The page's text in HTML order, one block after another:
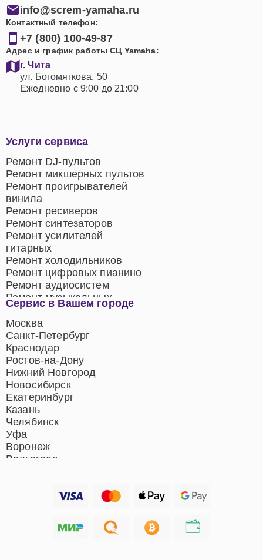
info@screm-yamaha.ru
Контактный телефон:
+7 (800) 100-49-87
Адрес и график работы СЦ Yamaha:
г. Чита
ул. Богомягкова, 50
Ежедневно с 9:00 до 21:00
Сервис в Вашем городе
Москва
Санкт-Петербург
Краснодар
Ростов-на-Дону
Нижний Новгород
Новосибирск
Екатеринбург
Казань
Челябинск
Уфа
Воронеж
Волгоград
Хабаровск
Услуги сервиса
Ремонт DJ-пультов
Ремонт микшерных пультов
Ремонт проигрывателей
винила
Ремонт ресиверов
Ремонт синтезаторов
Ремонт усилителей
гитарных
Ремонт холодильников
Ремонт цифровых пианино
Ремонт аудиосистем
Ремонт музыкальных
центров
Ремонт домашних
кинотеатров
Ремонт микрофонов
Ремонт акустических
систем